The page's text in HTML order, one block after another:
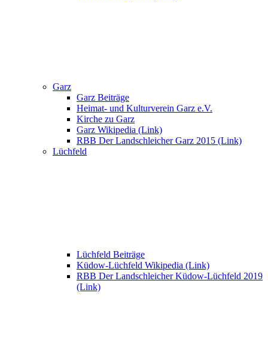
Garz
Garz Beiträge
Heimat- und Kulturverein Garz e.V.
Kirche zu Garz
Garz Wikipedia (Link)
RBB Der Landschleicher Garz 2015 (Link)
Lüchfeld
Lüchfeld Beiträge
Küdow-Lüchfeld Wikipedia (Link)
RBB Der Landschleicher Küdow-Lüchfeld 2019
(Link)